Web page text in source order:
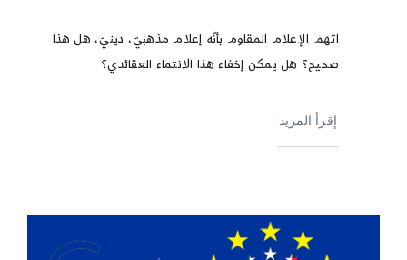
اتهم الإعلام المقاوم بأنّه إعلام مذهبيّ، دينيّ، هل هذا
صحيح؟ هل يمكن إخفاء هذا الانتماء العقائدي؟
إقرأ المزيد